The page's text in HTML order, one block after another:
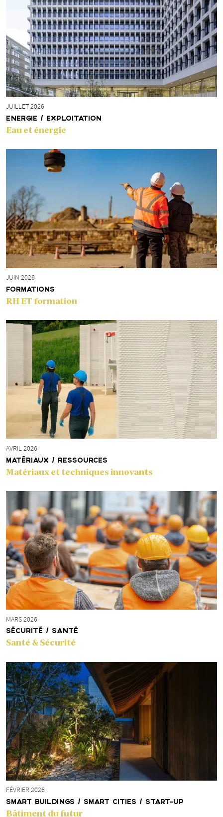
JUILLET 2026
ENERGIE / EXPLOITATION
Eau et énergie
JUIN 2026
FORMATIONS
RH ET formation
AVRIL 2026
MATÉRIAUX / RESSOURCES
Matériaux et techniques innovants
MARS 2026
SÉCURITÉ / SANTÉ
Santé & Sécurité
FÉVRIER 2026
SMART BUILDINGS / SMART CITIES / START-UP
Bâtiment du futur